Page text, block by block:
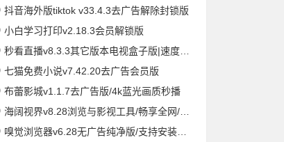
抖音海外版tiktok v33.4.3去广告解除封锁版
小白学习打印v2.18.3会员解锁版
秒看直播v8.3.3其它版本电视盒子版|速度飞快，即点即播
七猫免费小说v7.42.20去广告会员版
布蕾影城v1.1.7去广告版/4k蓝光画质秒播
海阔视界v8.28浏览与影视工具/畅享全网/精品影视
嗅觉浏览器v6.28无广告纯净版/支持安装插件